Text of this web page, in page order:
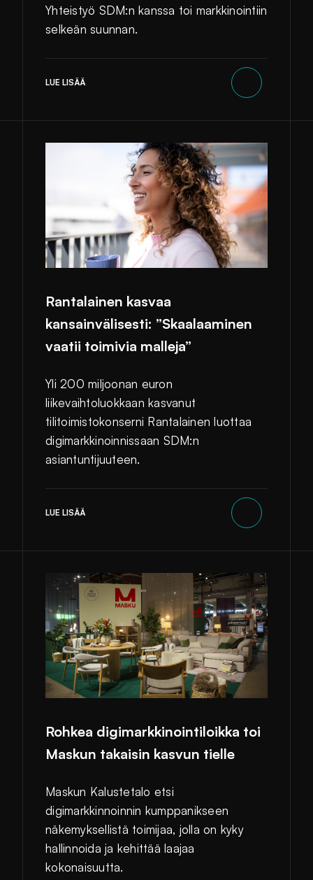
Yhteistyö SDM:n kanssa toi markkinointiin
selkeän suunnan.
LUE LISÄÄ
Rantalainen kasvaa
kansainvälisesti: ”Skaalaaminen
vaatii toimivia malleja”
Yli 200 miljoonan euron
liikevaihtoluokkaan kasvanut
tilitoimistokonserni Rantalainen luottaa
digimarkkinoinnissaan SDM:n
asiantuntijuuteen.
LUE LISÄÄ
Rohkea digimarkkinointiloikka toi
Maskun takaisin kasvun tielle
Maskun Kalustetalo etsi
digimarkkinnoinnin kumppanikseen
näkemyksellistä toimijaa, jolla on kyky
hallinnoida ja kehittää laajaa
kokonaisuutta.